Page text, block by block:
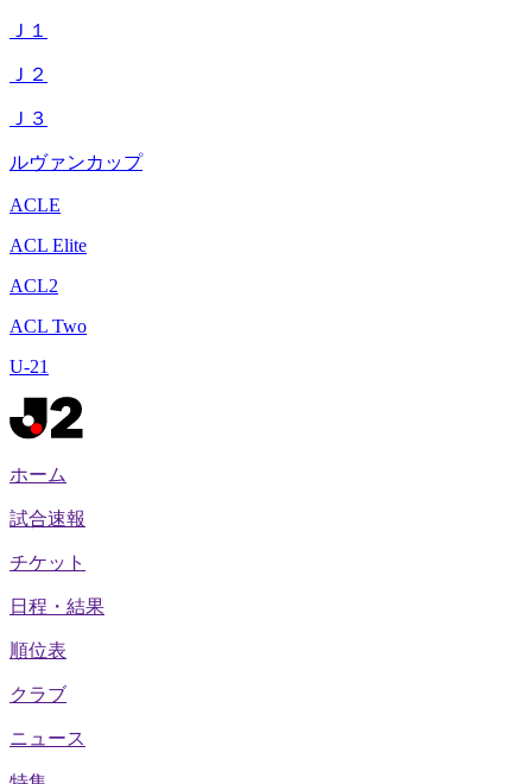
Ｊ１
Ｊ２
Ｊ３
ルヴァンカップ
ACLE
ACL Elite
ACL2
ACL Two
U-21
ホーム
試合速報
チケット
日程・結果
順位表
クラブ
ニュース